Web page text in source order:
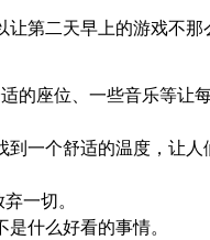
让第二天早上的游戏不那
的座位、一些音乐等让
到一个舒适的温度，让人
一切。
什么好看的事情。